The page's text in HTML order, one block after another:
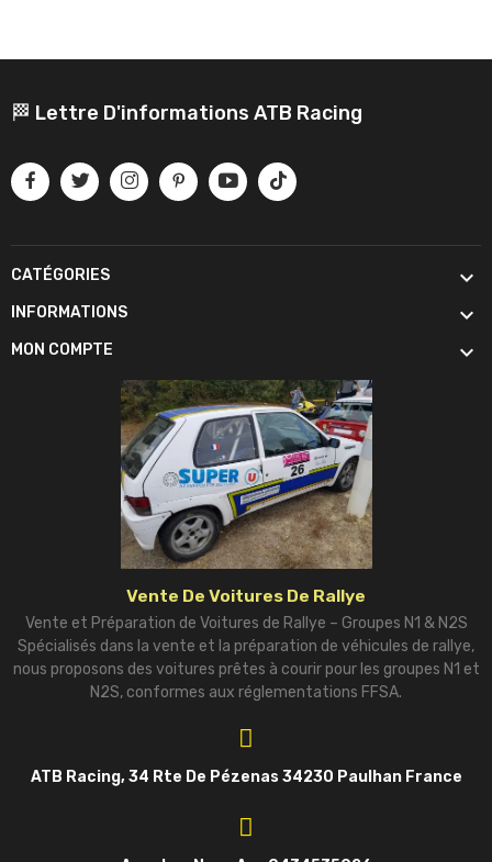
🏁 Lettre D'informations ATB Racing
CATÉGORIES 
INFORMATIONS 
MON COMPTE 
Vente De Voitures De Rallye
Vente et Préparation de Voitures de Rallye – Groupes N1 & N2S
Spécialisés dans la vente et la préparation de véhicules de rallye,
nous proposons des voitures prêtes à courir pour les groupes N1 et
N2S, conformes aux réglementations FFSA.
ATB Racing, 34 Rte De Pézenas 34230 Paulhan France